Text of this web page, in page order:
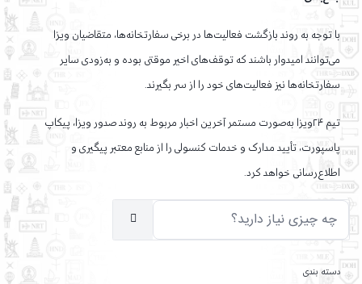
با توجه به روند بازگشت فعالیت‌ها در برخی سفارتخانه‌ها، متقاضیان ویزا
می‌توانند امیدوار باشند که توقف‌های اخیر موقتی بوده و به‌زودی سایر
سفارتخانه‌ها نیز فعالیت‌های خود را از سر بگیرند.
تیم ۲۴ویزا به‌صورت مستمر آخرین اخبار مربوط به روند صدور ویزا، پیکاپ
پاسپورت، تأیید مدارک و خدمات کنسولی را از منابع معتبر پیگیری و
اطلاع‌رسانی خواهد کرد.
دسته بندی